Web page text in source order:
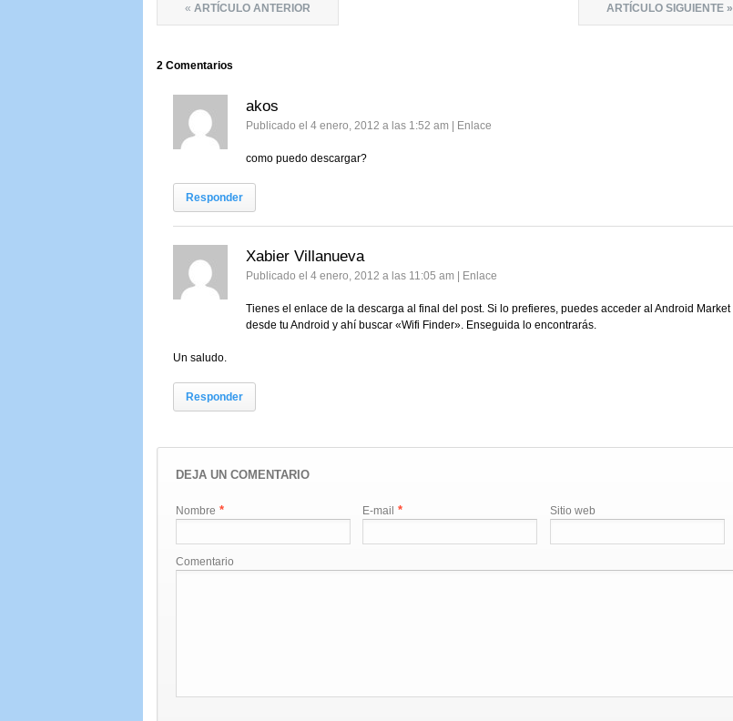
« ARTÍCULO ANTERIOR ARTÍCULO SIGUIENTE »
2 Comentarios
akos
Publicado el 4 enero, 2012 a las 1:52 am Enlace
como puedo descargar?
Responder
Xabier Villanueva
Publicado el 4 enero, 2012 a las 11:05 am Enlace
Tienes el enlace de la descarga al final del post. Si lo prefieres, puedes acceder al Android Market
desde tu Android y ahí buscar «Wifi Finder». Enseguida lo encontrarás.
Un saludo.
Responder
DEJA UN COMENTARIO
Nombre * E-mail * Sitio web
Comentario